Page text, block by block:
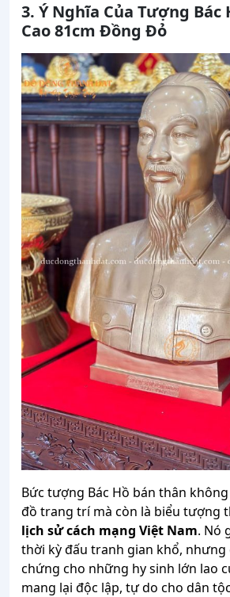
3. Ý Nghĩa Của Tượng Bác
Cao 81cm Đồng Đỏ
Bức tượng Bác Hồ bán thân
đồ trang trí mà còn là biểu tượng
lịch sử cách mạng Việt Nam. Nó
thời kỳ đấu tranh gian khổ, nhưng
chứng cho những hy sinh lớn lao
mang lại độc lập, tự do cho dân